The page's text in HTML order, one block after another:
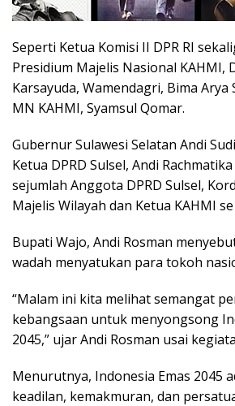
Seperti Ketua Komisi II DPR RI
Presidium Majelis Nasional KAHMI,
Karsayuda, Wamendagri, Bima Arya
MN KAHMI, Syamsul Qomar.
Gubernur Sulawesi Selatan Andi
Ketua DPRD Sulsel, Andi
sejumlah Anggota DPRD Sulsel,
Majelis Wilayah dan Ketua KAHMI
Bupati Wajo, Andi Rosman
wadah menyatukan para tokoh
“Malam ini kita melihat semangat
kebangsaan untuk menyongsong
2045,” ujar Andi Rosman usai
Menurutnya, Indonesia Emas 2045
keadilan, kemakmuran, dan